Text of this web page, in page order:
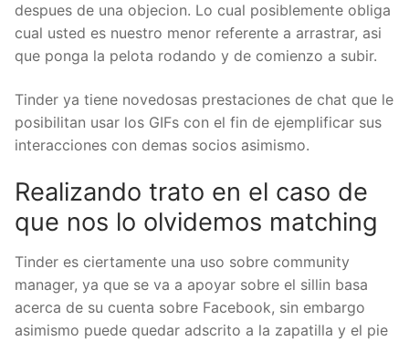
despues de una objecion. Lo cual posiblemente obliga
cual usted es nuestro menor referente a arrastrar, asi
que ponga la pelota rodando y de comienzo a subir.
Tinder ya tiene novedosas prestaciones de chat que le
posibilitan usar los GIFs con el fin de ejemplificar sus
interacciones con demas socios asimismo.
Realizando trato en el caso de
que nos lo olvidemos matching
Tinder es ciertamente una uso sobre community
manager, ya que se va a apoyar sobre el silli­n basa
acerca de su cuenta sobre Facebook, sin embargo
asimismo puede quedar adscrito a la zapatilla y el pie